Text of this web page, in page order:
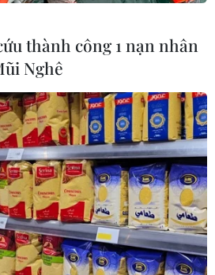
thành công 1 nạn nhân
Nghê